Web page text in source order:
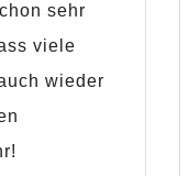
sehr
viele
wieder